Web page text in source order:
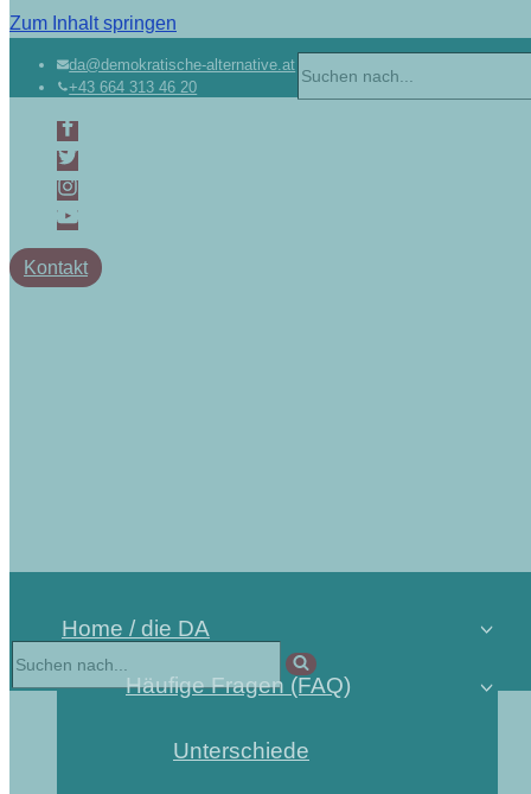
Zum Inhalt springen
da@demokratische-alternative.at
+43 664 313 46 20
nach …
Kontakt
Home / die DA
Häufige Fragen (FAQ)
Unterschiede